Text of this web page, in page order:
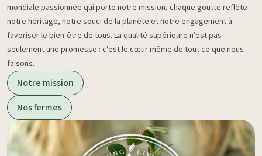
mondiale passionnée qui porte notre mission, chaque goutte reflète
notre héritage, notre souci de la planète et notre engagement à
favoriser le bien-être de tous. La qualité supérieure n’est pas
seulement une promesse : c’est le cœur même de tout ce que nous
faisons.
Notre mission
Nos fermes